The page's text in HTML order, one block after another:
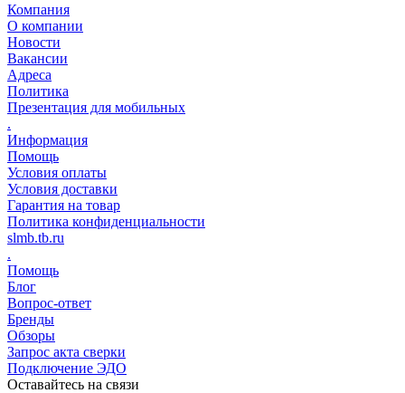
Компания
О компании
Новости
Вакансии
Адреса
Политика
Презентация для мобильных
.
Информация
Помощь
Условия оплаты
Условия доставки
Гарантия на товар
Политика конфиденциальности
slmb.tb.ru
.
Помощь
Блог
Вопрос-ответ
Бренды
Обзоры
Запрос акта сверки
Подключение ЭДО
Оставайтесь на связи